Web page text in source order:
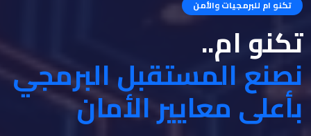
تكنو ام للبرمجيات والأمن
تكنو ام..
نصنع المستقبل البرمجي
بأعلى معايير الأمان